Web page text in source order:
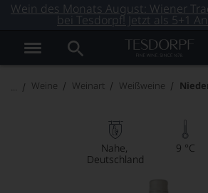
Wein des Monats August: Wiener
bei Tesdorpf! Jetzt als 5+1
Weine Weinart Weißweine
Nahe
Deutschland
9 °C